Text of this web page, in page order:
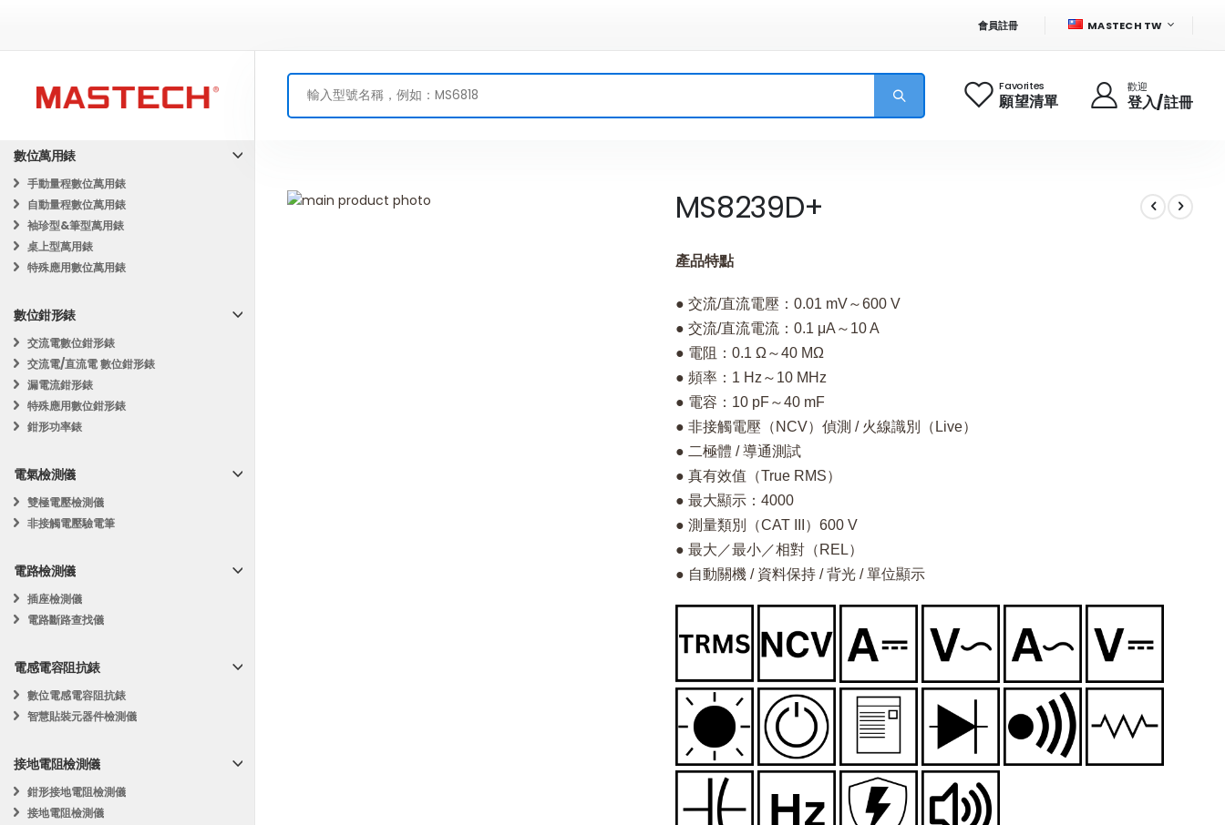
會員註冊
語
MASTECH TW
Favorites
願望清單
歡迎
登入/註冊
Skip
MS8239D+
產品特點
● 交流/直流電壓：0.01 mV～600 V
● 交流/直流電流：0.1 μA～10 A
● 電阻：0.1 Ω～40 MΩ
● 頻率：1 Hz～10 MHz
● 電容：10 pF～40 mF
● 非接觸電壓（NCV）偵測 / 火線識別（Live）
● 二極體 / 導通測試
● 真有效值（True RMS）
● 最大顯示：4000
● 測量類別（CAT III）600 V
● 最大／最小／相對（REL）
● 自動關機 / 資料保持 / 背光 / 單位顯示
數位萬用錶
手動量程數位萬用錶
自動量程數位萬用錶
袖珍型&筆型萬用錶
桌上型萬用錶
特殊應用數位萬用錶
數位鉗形錶
交流電數位鉗形錶
交流電/直流電 數位鉗形錶
漏電流鉗形錶
特殊應用數位鉗形錶
鉗形功率錶
電氣檢測儀
雙極電壓檢測儀
非接觸電壓驗電筆
電路檢測儀
插座檢測儀
電路斷路查找儀
電感電容阻抗錶
數位電感電容阻抗錶
智慧貼裝元器件檢測儀
接地電阻檢測儀
鉗形接地電阻檢測儀
接地電阻檢測儀